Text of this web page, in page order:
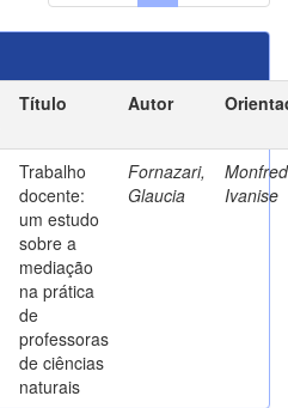
Título Autor
Trabalho
docente:
um estudo
sobre a
mediação
na prática
de
professoras
de ciências
naturais
Fornazari,
Glaucia
Ivanise